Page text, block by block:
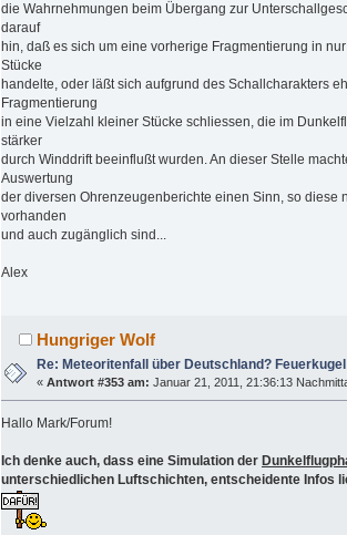
die Wahrnehmungen beim Übergang zur
darauf
hin, daß es sich um eine vorherige Fragmentierung in
Stücke
handelte, oder läßt sich aufgrund des Schallcharakters
Fragmentierung
in eine Vielzahl kleiner Stücke schliessen, die im
stärker
durch Winddrift beeinflußt wurden. An dieser Stelle
Auswertung
der diversen Ohrenzeugenberichte einen Sinn, so diese
vorhanden
und auch zugänglich sind...
Alex
Hungriger Wolf
Re: Meteoritenfall über Deutschland? Feuerkugel
«Antwort #353 am: Januar 21, 2011, 21:36:13
Hallo Mark/Forum!
Ich denke auch, dass eine Simulation der
unterschiedlichen Luftschichten, entscheidente Infos